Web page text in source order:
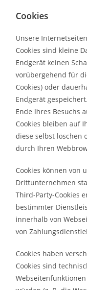
Cookies
Unsere
Cookies sind kleine
Endgerät keinen
vorübergehend für
Cookies) oder
Endgerät
Ende Ihres Besuchs
Cookies bleiben auf
diese selbst löschen
durch Ihren
Cookies können von
Drittunternehmen
Third-Party-Cookies
bestimmter
innerhalb von
von
Cookies haben
Cookies sind